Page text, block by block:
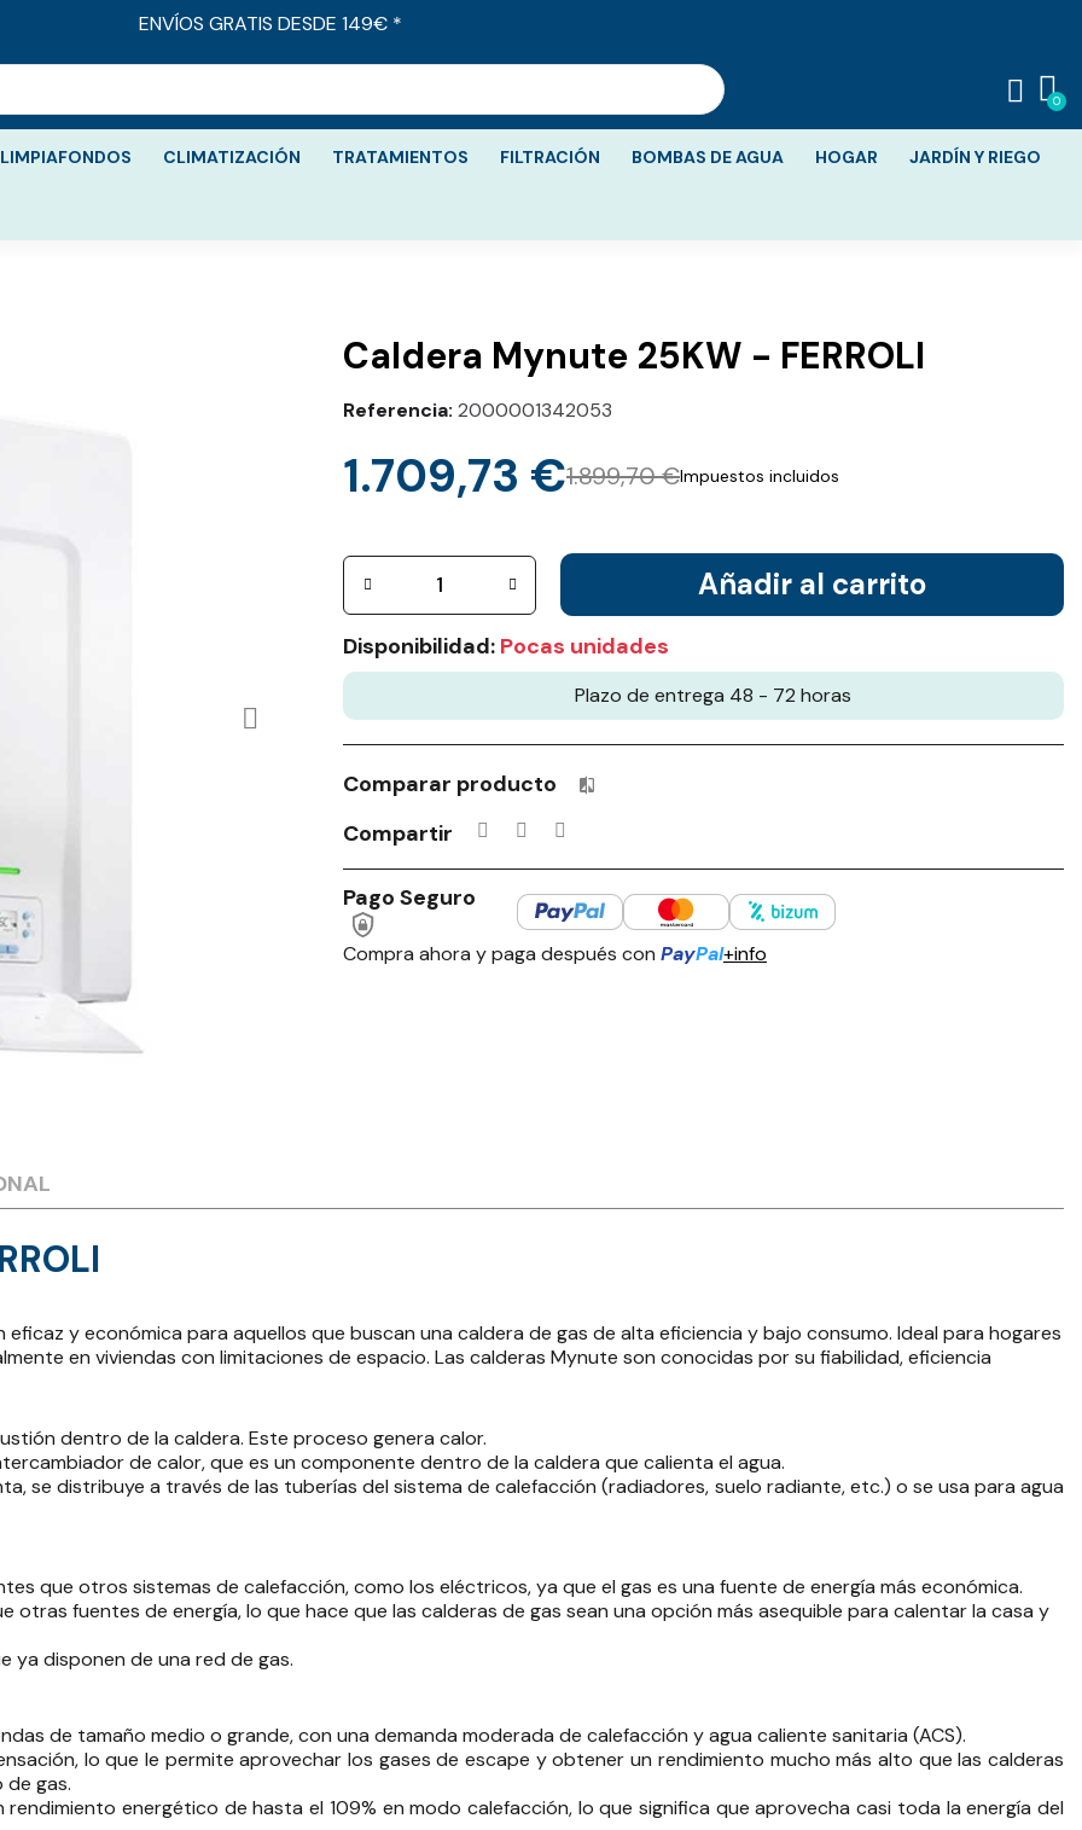
ENVÍOS GRATIS DESDE 149€ *
LIMPIAFONDOS CLIMATIZACIÓN TRATAMIENTOS FILTRACIÓN BOMBAS DE AGUA HOGAR JARDÍN Y RIEGO
Caldera Mynute 25KW - FERROLI
Referencia 2000001342053
1.899,70 €
1.709,73 € Impuestos incluidos
Añadir al carrito
Disponibilidad: Pocas unidades
Plazo de entrega 48 - 72 horas
Comparar producto Productos incluidos en tu lista de comparación: 0 / 4
Compartir
Pago Seguro
Compra ahora y paga después con PayPal+info
y económica para aquellos que buscan una caldera de gas de alta eficiencia y bajo consumo. Ideal para hogares
en viviendas con limitaciones de espacio. Las calderas Mynute son conocidas por su fiabilidad, eficiencia
dentro de la caldera. Este proceso genera calor.
de calor, que es un componente dentro de la caldera que calienta el agua.
se distribuye a través de las tuberías del sistema de calefacción (radiadores, suelo radiante, etc.) o se usa para agua
que otros sistemas de calefacción, como los eléctricos, ya que el gas es una fuente de energía más económica.
otras fuentes de energía, lo que hace que las calderas de gas sean una opción más asequible para calentar la casa y
ya disponen de una red de gas.
de tamaño medio o grande, con una demanda moderada de calefacción y agua caliente sanitaria (ACS).
lo que le permite aprovechar los gases de escape y obtener un rendimiento mucho más alto que las calderas
gas.
energético de hasta el 109% en modo calefacción, lo que significa que aprovecha casi toda la energía del